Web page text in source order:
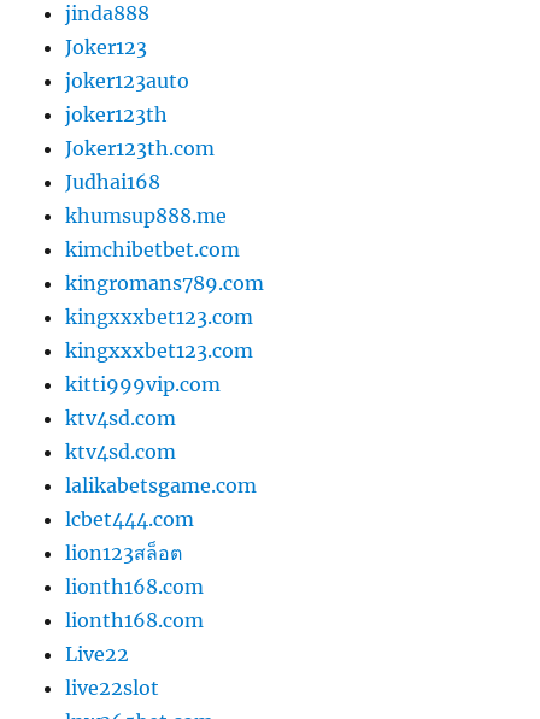
jinda888
Joker123
joker123auto
joker123th
Joker123th.com
Judhai168
khumsup888.me
kimchibetbet.com
kingromans789.com
kingxxxbet123.com
kingxxxbet123.com
kitti999vip.com
ktv4sd.com
ktv4sd.com
lalikabetsgame.com
lcbet444.com
lion123สล็อต
lionth168.com
lionth168.com
Live22
live22slot